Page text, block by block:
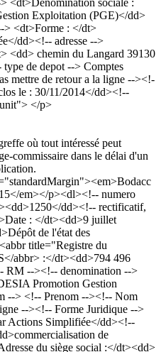
Exploitation (PGE)</dd>
<dt>Forme : </dt>
dd><!-- adresse -->
<dd> chemin du Langard 39130
de depot --> Comptes
mettre de retour a la ligne --><!-
le : 30/11/2014</dd><!--
</p>
où tout intéressé peut
commissaire dans le délai d'un
em></p><dl><!-- numero
dd><!-- rectificatif,
: </dt><dd>9 juillet
de l'état des
title="Registre du
abbr> :</dt><dd>794 496
RM --><!-- denomination -->
Promotion Gestion
--> <!-- Prenom --><!-- Nom
--><!-- Forme Juridique -->
Actions Simplifiée</dd><!--
de
du siège social :</dt><dd>